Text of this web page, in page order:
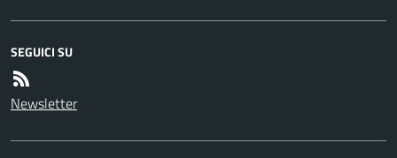
SEGUICI SU
Newsletter